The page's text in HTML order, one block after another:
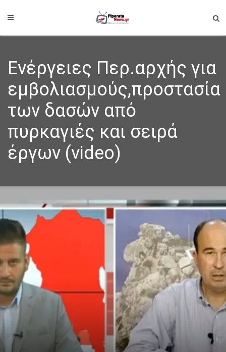
Ενέργειες Περ.αρχής για
εμβολιασμούς,προστασία
των δασών από
πυρκαγιές και σειρά
έργων (video)